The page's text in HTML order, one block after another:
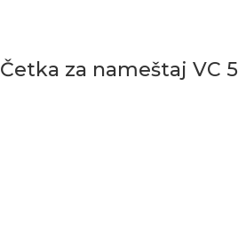
Četka za nameštaj VC 5